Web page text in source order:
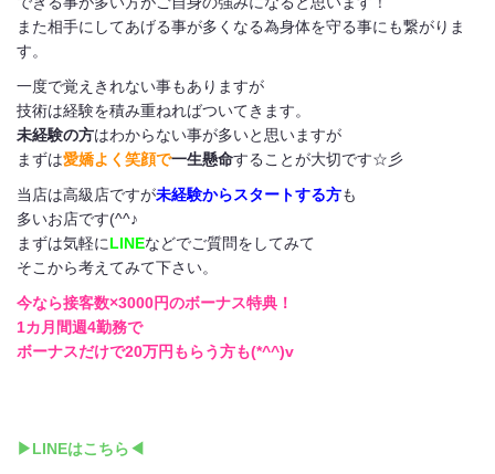
また相手にしてあげる事が多くなる為身体を守る事にも繋がりま
す。
一度で覚えきれない事もありますが
技術は経験を積み重ねればついてきます。
未経験の方はわからない事が多いと思いますが
まずは愛嬌よく笑顔で一生懸命することが大切です☆彡
当店は高級店ですが未経験からスタートする方も
多いお店です(^^♪
まずは気軽にLINEなどでご質問をしてみて
そこから考えてみて下さい。
今なら接客数×3000円のボーナス特典！
1カ月間週4勤務で
ボーナスだけで20万円もらう方も(*^^)v
▶LINEはこちら◀